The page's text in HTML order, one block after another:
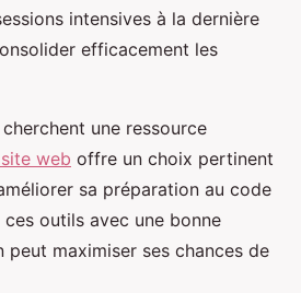
intensives à la dernière
efficacement les
une ressource
web offre un choix pertinent
sa préparation au code
outils avec une bonne
peut maximiser ses chances de